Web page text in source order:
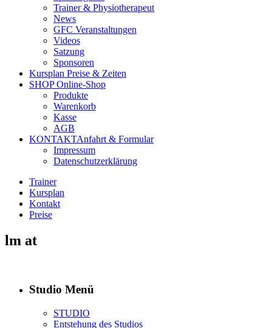
Trainer& Physiotherapeut
News
GFC Veranstaltungen
Videos
Satzung
Sponsoren
Kursplan Preise & Zeiten
SHOPOnline-Shop
Produkte
Warenkorb
Kasse
AGB
KONTAKTAnfahrt & Formular
Impressum
Datenschutzerklärung
Trainer
Kursplan
Kontakt
Preise
lm at
Studio Menü
STUDIO
Entstehung des Studios